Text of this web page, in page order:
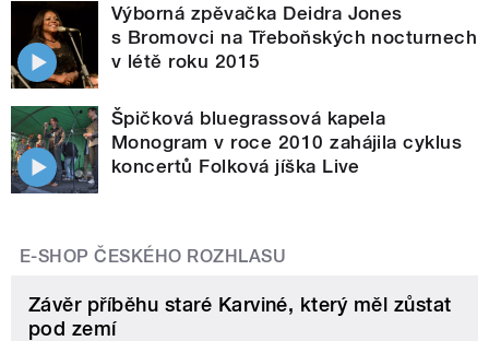
Výborná zpěvačka Deidra Jones
s Bromovci na Třeboňských nocturnech
v létě roku 2015
Špičková bluegrassová kapela
Monogram v roce 2010 zahájila cyklus
koncertů Folková jíška Live
E-SHOP ČESKÉHO ROZHLASU
Závěr příběhu staré Karviné, který měl zůstat
pod zemí